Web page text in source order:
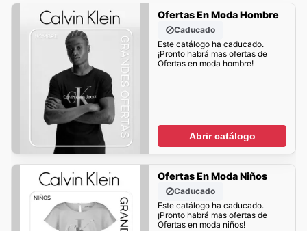
Ofertas En Moda Hombre
Caducado
Este catálogo ha caducado.
¡Pronto habrá mas ofertas de
Ofertas en moda hombre!
Abrir catálogo
Ofertas En Moda Niños
Caducado
Este catálogo ha caducado.
¡Pronto habrá mas ofertas de
Ofertas en moda niños!